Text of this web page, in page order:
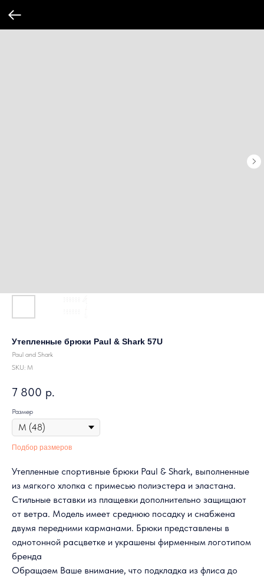
Утепленные брюки Paul & Shark 57U
Paul and Shark
SKU: M
7 800 р.
Размер
Подбор размеров
Утепленные спортивные брюки Paul & Shark, выполненные
из мягкого хлопка с примесью полиэстера и эластана.
Стильные вставки из плащевки дополнительно защищают
от ветра. Модель имеет среднюю посадку и снабжена
двумя передними карманами. Брюки представлены в
однотонной расцветке и украшены фирменным логотипом
бренда
Обращаем Ваше внимание, что подкладка из флиса до